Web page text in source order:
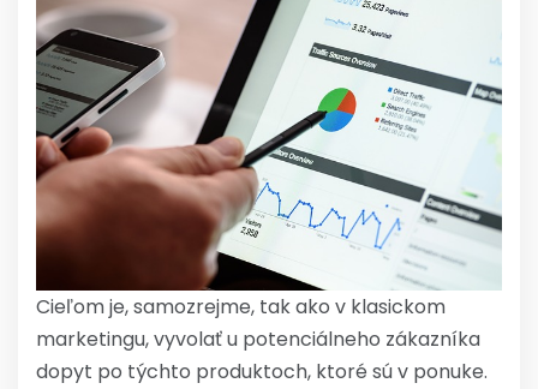
Cieľom je, samozrejme, tak ako v klasickom
marketingu, vyvolať u potenciálneho zákazníka
dopyt po týchto produktoch, ktoré sú v ponuke.